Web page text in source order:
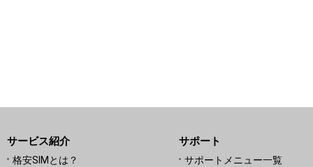
サービス紹介
格安SIMとは？
サポート
サポートメニュー一覧